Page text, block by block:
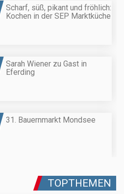
Scharf, süß, pikant und fröhlich:
Kochen in der SEP Marktküche
Sarah Wiener zu Gast in
Eferding
31. Bauernmarkt Mondsee
TOPTHEMEN